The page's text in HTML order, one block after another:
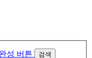
검색